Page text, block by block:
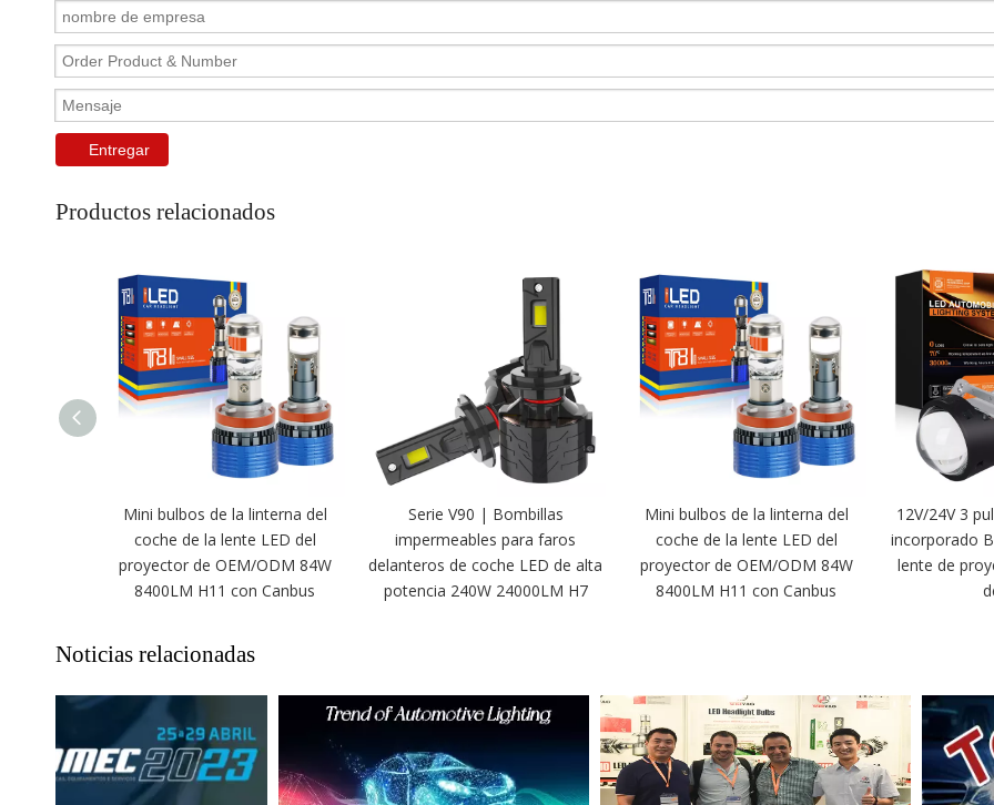
Entregar
Productos relacionados
Mini bulbos de la linterna del
coche de la lente LED del
proyector de OEM/ODM 84W
8400LM H11 con Canbus
Serie V90 | Bombillas
impermeables para faros
delanteros de coche LED de alta
potencia 240W 24000LM H7
Mini bulbos de la linterna del
coche de la lente LED del
proyector de OEM/ODM 84W
8400LM H11 con Canbus
12V/24V 3
incorporado
lente de
Noticias relacionadas